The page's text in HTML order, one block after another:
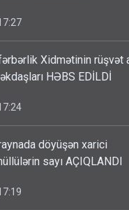
Xidmətinin rüşvət
HƏBS EDİLDİ
döyüşən xarici
sayı AÇIQLANDI